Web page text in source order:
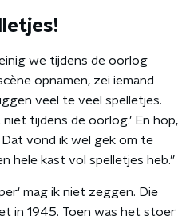
we tijdens de oorlog
opnamen, zei iemand
veel te veel spelletjes.
tijdens de oorlog.’ En hop,
vond ik wel gek om te
hele kast vol spelletjes heb.”
mag ik niet zeggen. Die
in 1945. Toen was het stoer